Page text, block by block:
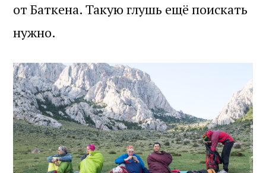
от Баткена. Такую глушь ещё поискать
нужно.